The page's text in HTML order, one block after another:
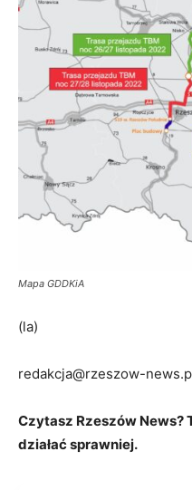
Mapa GDDKiA
(la)
redakcja@rzeszow-
Czytasz Rzeszów News?
działać sprawniej.